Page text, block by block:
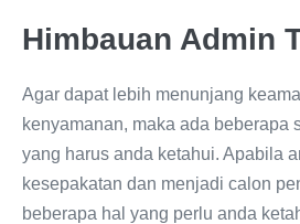
Himbauan Admin
Agar dapat lebih menunjang
kenyamanan, maka ada beberapa
yang harus anda ketahui. Apabila
kesepakatan dan menjadi calon
beberapa hal yang perlu anda